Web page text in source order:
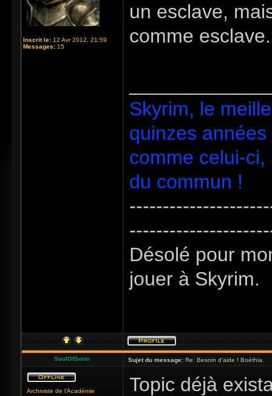
Inscrit le: 12 Avr 2012, 21:59
Messages: 15
un esclave,
comme
Skyrim, le
quinzes
comme celui-
du commun !
Désolé pour
jouer à Skyrim.
SoulOfSorin Sujet du message: Re: Besoin d'aide ! Boéthia.
Archiviste de l'Académie Topic déjà